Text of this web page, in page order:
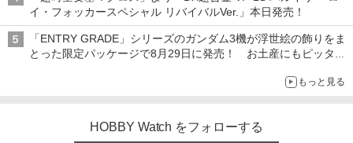
イ・フォッカースペシャル リバイバルVer.」本日発売！
「ENTRY GRADE」シリーズのガンダム3機が浮世絵の飾りをま
とった限定パッケージで8月29日に発売！ お土産にもピッタ
もっと見る
HOBBY Watch をフォローする